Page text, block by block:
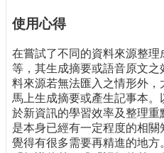
使用心得
在嘗試了不同的資料來源整
等，其生成摘要或語音原文
料來源若無法匯入之情形外
馬上生成摘要或產生記事本
於新資訊的學習效率及整理
是本身已經有一定程度的相
覺得有很多需要再精進的地